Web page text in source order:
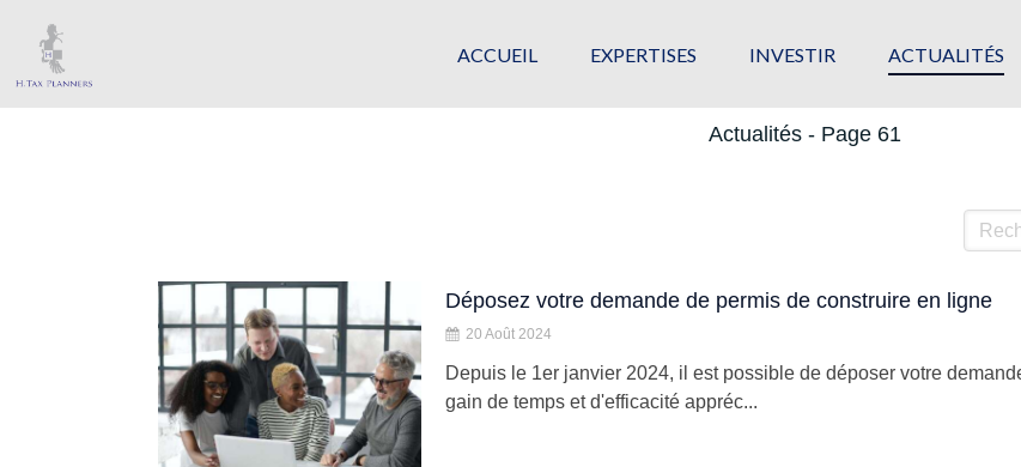
ACCUEIL EXPERTISES INVESTIR ACTUALITÉS
Actualités - Page 61
Déposez votre demande de permis de construire en ligne
20 Août 2024
Depuis le 1er janvier 2024, il est possible de déposer votre
gain de temps et d'efficacité appréc...